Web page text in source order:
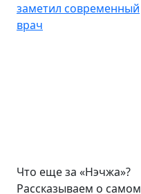
заметил современный
врач
Что еще за «Нэчжа»?
Рассказываем о самом